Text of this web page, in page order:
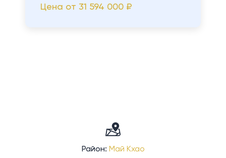
Цена от 31 594 000 ₽
Район: Май Кхао